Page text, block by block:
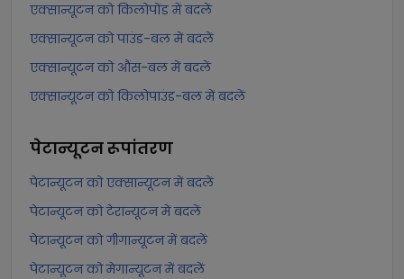
एक्सान्यूटन को किलोपोंड में बदलें
एक्सान्यूटन को पाउंड-बल में बदलें
एक्सान्यूटन को औंस-बल में बदलें
एक्सान्यूटन को किलोपाउंड-बल में बदलें
पेटान्यूटनरूपांतरण
पेटान्यूटन को एक्सान्यूटन में बदलें
पेटान्यूटन को टेरान्यूटन में बदलें
पेटान्यूटन को गीगान्यूटन में बदलें
पेटान्यूटन को मेगान्यूटन में बदलें